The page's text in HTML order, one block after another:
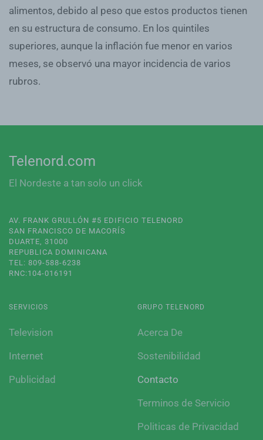
alimentos, debido al peso que estos productos tienen
en su estructura de consumo. En los quintiles
superiores, aunque la inflación fue menor en varios
meses, se observó una mayor incidencia de varios
rubros.
Telenord.com
El Nordeste a tan solo un click
AV. FRANK GRULLÓN #5 EDIFICIO TELENORD
SAN FRANCISCO DE MACORÍS
DUARTE, 31000
REPUBLICA DOMINICANA
TEL: 809-588-6238
RNC:104-016191
SERVICIOS
Television
Internet
Publicidad
GRUPO TELENORD
Acerca De
Sostenibilidad
Contacto
Terminos de Servicio
Politicas de Privacidad